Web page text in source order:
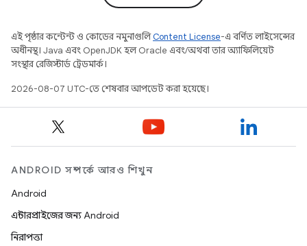
এই পৃষ্ঠার কন্টেন্ট ও কোডের নমুনাগুলিContent License-এ বর্ণিত লাইসেন্সের
অধীনস্থ। Java এবং OpenJDK হল Oracle এবং/অথবা তার অ্যাফিলিয়েট
সংস্থার রেজিস্টার্ড ট্রেডমার্ক।
2026-08-07 UTC-তে শেষবার আপডেট করা হয়েছে।
ANDROID সম্পর্কে আরও শিখুন
Android
এন্টারপ্রাইজের জন্য Android
নিরাপত্তা